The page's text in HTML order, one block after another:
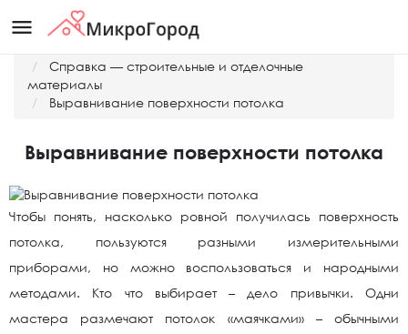
menu
Справка — строительные и отделочные
материалы
Выравнивание поверхности потолка
Выравнивание поверхности потолка
Чтобы понять, насколько ровной получилась поверхность
потолка, пользуются разными измерительными
приборами, но можно воспользоваться и народными
методами. Кто что выбирает – дело привычки. Одни
мастера размечают потолок «маячками» – обычными